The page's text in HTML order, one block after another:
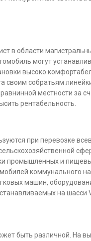
в области
могут
высоко
своим собратьям
местности за
рентабельность.
при перевозке
промышленных и
коммунального
машин,
на шасси
быть различной. На